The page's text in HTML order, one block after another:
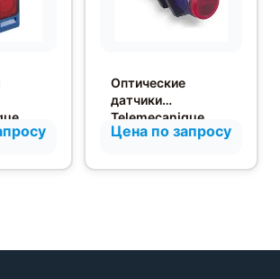
Оптические
датчики
Telemecanique
Osiris в
корпусе с
Цена по запросу